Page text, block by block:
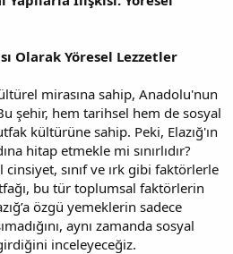
Olarak Yöresel Lezzetler
mirasına sahip, Anadolu'nun
şehir, hem tarihsel hem de sosyal
kültürüne sahip. Peki, Elazığ'ın
hitap etmekle mi sınırlıdır?
sınıf ve ırk gibi faktörlerle
bu tür toplumsal faktörlerin
özgü yemeklerin sadece
aynı zamanda sosyal
inceleyeceğiz.